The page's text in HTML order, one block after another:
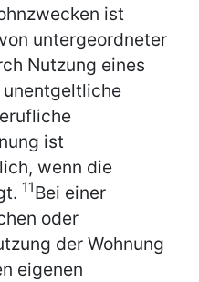
ist
untergeordneter
Nutzung eines
unentgeltliche
ist
wenn die
11Bei einer
oder
der Wohnung
eigenen